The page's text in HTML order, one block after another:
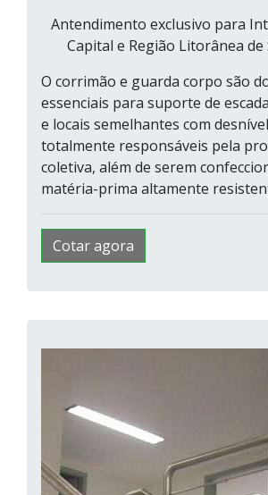
Antendimento exclusivo para
Capital e Região Litorânea de
O corrimão e guarda corpo são
essenciais para suporte de
e locais semelhantes com
totalmente responsáveis pela
coletiva, além de serem
matéria-prima altamente
Cotar agora